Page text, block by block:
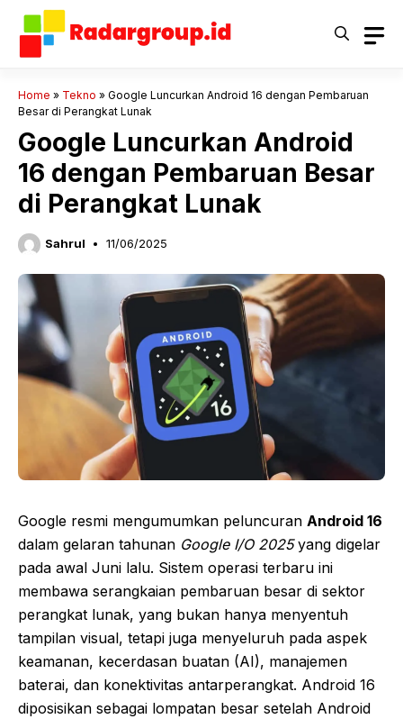
Langsung
Home » Tekno » Google Luncurkan Android 16 dengan Pembaruan
Besar di Perangkat Lunak
Google Luncurkan Android
16 dengan Pembaruan Besar
di Perangkat Lunak
Sahrul 11/06/2025
Google resmi mengumumkan peluncuran Android 16
dalam gelaran tahunan Google I/O 2025yang digelar
pada awal Juni lalu. Sistem operasi terbaru ini
membawa serangkaian pembaruan besar di sektor
perangkat lunak, yang bukan hanya menyentuh
tampilan visual, tetapi juga menyeluruh pada aspek
keamanan, kecerdasan buatan (AI), manajemen
baterai, dan konektivitas antarperangkat. Android 16
diposisikan sebagai lompatan besar setelah Android